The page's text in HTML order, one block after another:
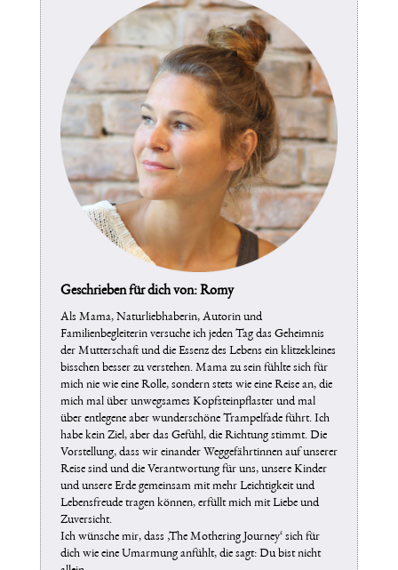
Geschrieben für dich von: Romy
Als Mama, Naturliebhaberin, Autorin und
Familienbegleiterin versuche ich jeden Tag das Geheimnis
der Mutterschaft und die Essenz des Lebens ein klitzekleines
bisschen besser zu verstehen. Mama zu sein fühlte sich für
mich nie wie eine Rolle, sondern stets wie eine Reise an, die
mich mal über unwegsames Kopfsteinpflaster und mal
über entlegene aber wunderschöne Trampelfade führt. Ich
habe kein Ziel, aber das Gefühl, die Richtung stimmt. Die
Vorstellung, dass wir einander Weggefährtinnen auf unserer
Reise sind und die Verantwortung für uns, unsere Kinder
und unsere Erde gemeinsam mit mehr Leichtigkeit und
Lebensfreude tragen können, erfüllt mich mit Liebe und
Zuversicht.
Ich wünsche mir, dass ‚The Mothering Journey‘ sich für
dich wie eine Umarmung anfühlt, die sagt: Du bist nicht